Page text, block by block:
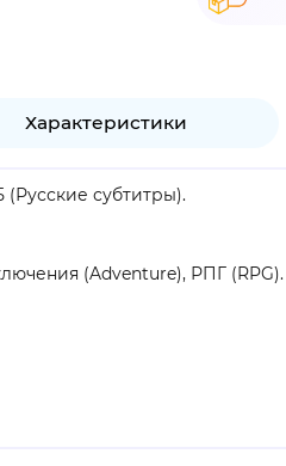
Характеристики
(Русские субтитры).
(Adventure), РПГ (RPG).